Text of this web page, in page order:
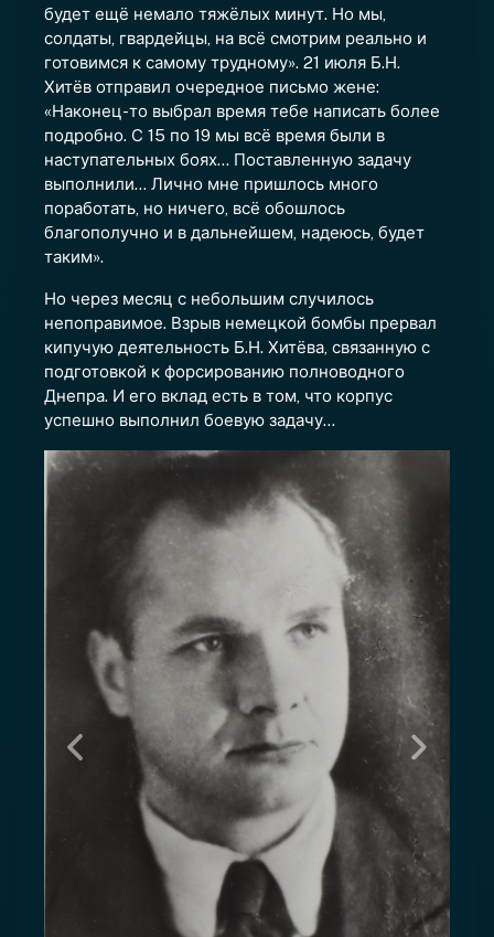
будет ещё немало тяжёлых минут. Но мы,
солдаты, гвардейцы, на всё смотрим реально и
готовимся к самому трудному». 21 июля Б.Н.
Хитёв отправил очередное письмо жене:
«Наконец-то выбрал время тебе написать более
подробно. С 15 по 19 мы всё время были в
наступательных боях… Поставленную задачу
выполнили… Лично мне пришлось много
поработать, но ничего, всё обошлось
благополучно и в дальнейшем, надеюсь, будет
таким».
Но через месяц с небольшим случилось
непоправимое. Взрыв немецкой бомбы прервал
кипучую деятельность Б.Н. Хитёва, связанную с
подготовкой к форсированию полноводного
Днепра. И его вклад есть в том, что корпус
успешно выполнил боевую задачу...
Предыдущий